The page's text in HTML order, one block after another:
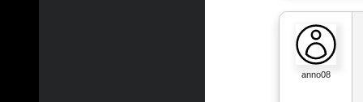
anno08